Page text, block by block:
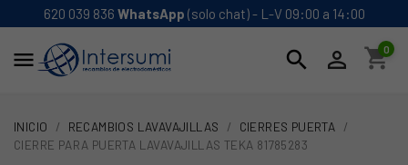
620 039 836 WhatsApp (solo chat) - L-V 09:00 a 14:00
 search  shopping_cart
0
INICIO RECAMBIOS LAVAVAJILLAS
CIERRES PUERTA
CIERRE PARA PUERTA LAVAVAJILLAS TEKA 81785283